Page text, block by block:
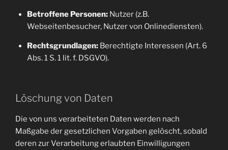
Betroffene Personen:Nutzer (z.B.
Webseitenbesucher, Nutzer von Onlinediensten).
Rechtsgrundlagen:Berechtigte Interessen (Art. 6
Abs. 1 S. 1 lit. f. DSGVO).
Löschung von Daten
Die von uns verarbeiteten Daten werden nach
Maßgabe der gesetzlichen Vorgaben gelöscht, sobald
deren zur Verarbeitung erlaubten Einwilligungen